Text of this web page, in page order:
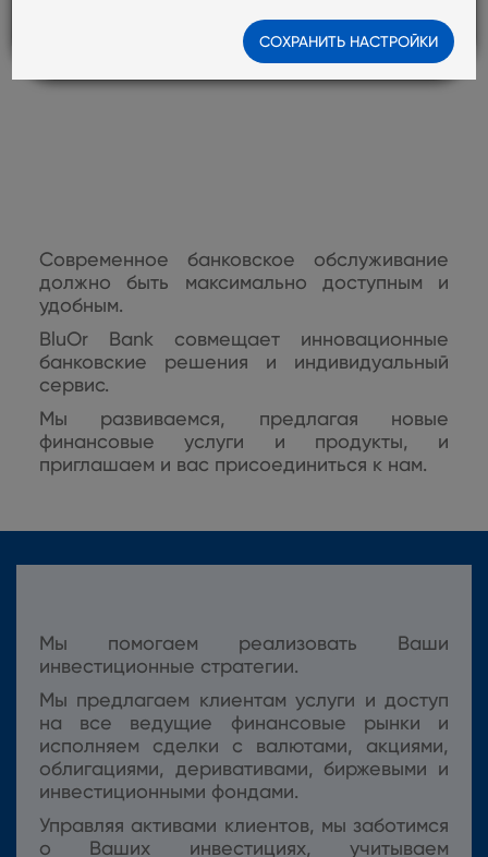
Современное банковское обслуживание
должно быть максимально доступным и
удобным.
BluOr Bank совмещает инновационные
банковские решения и индивидуальный
сервис.
Мы развиваемся, предлагая новые
финансовые услуги и продукты, и
приглашаем и вас присоединиться к нам.
Мы помогаем реализовать Ваши
инвестиционные стратегии.
Мы предлагаем клиентам услуги и доступ
на все ведущие финансовые рынки и
исполняем сделки с валютами, акциями,
облигациями, деривативами, биржевыми и
инвестиционными фондами.
Управляя активами клиентов, мы заботимся
о Ваших инвестициях, учитываем
СОХРАНИТЬ НАСТРОЙКИ